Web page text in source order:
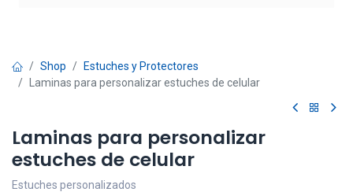
Shop
Estuches y Protectores
Laminas para personalizar estuches de celular
Laminas para personalizar
estuches de celular
Estuches personalizados